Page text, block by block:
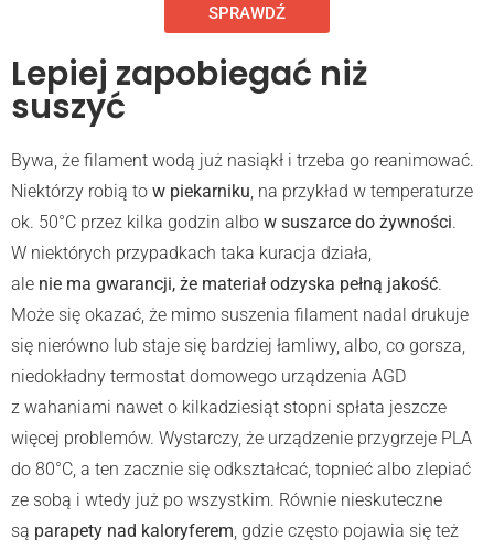
SPRAWDŹ
Lepiej zapobiegać niż
suszyć
Bywa, że filament wodą już nasiąkł i trzeba go reanimować.
Niektórzy robią to w piekarniku, na przykład w temperaturze
ok. 50°C przez kilka godzin albo w suszarce do żywności.
W niektórych przypadkach taka kuracja działa,
ale nie ma gwarancji, że materiał odzyska pełną jakość.
Może się okazać, że mimo suszenia filament nadal drukuje
się nierówno lub staje się bardziej łamliwy, albo, co gorsza,
niedokładny termostat domowego urządzenia AGD
z wahaniami nawet o kilkadziesiąt stopni spłata jeszcze
więcej problemów. Wystarczy, że urządzenie przygrzeje PLA
do 80°C, a ten zacznie się odkształcać, topnieć albo zlepiać
ze sobą i wtedy już po wszystkim. Równie nieskuteczne
są parapety nad kaloryferem, gdzie często pojawia się też